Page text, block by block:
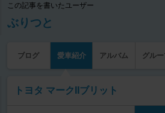
この記事を書いたユーザー
ぶりつと
ブログ 愛車紹介 アルバム グル
トヨタ マークIIブリット